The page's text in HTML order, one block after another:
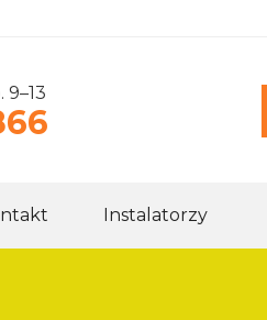
9–13
Instalatorzy